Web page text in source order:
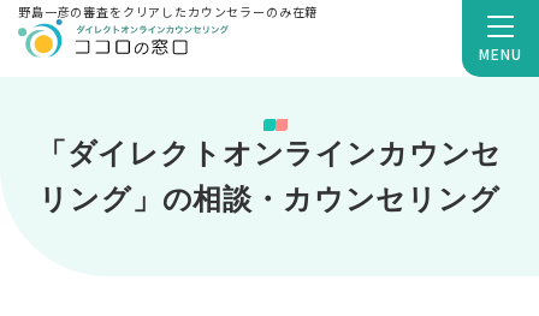
MENU
野島一彦の審査をクリアしたカウンセラーのみ在籍
「ダイレクトオンラインカウンセ
リング」の相談・カウンセリング